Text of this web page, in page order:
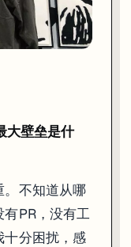
渠道找工作是最大的
大壁垒是什
。不知道从哪
PR，没有工
十分困扰，感